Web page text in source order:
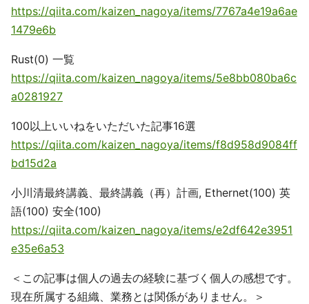
https://qiita.com/kaizen_nagoya/items/7767a4e19a6ae
1479e6b
Rust(0) 一覧
https://qiita.com/kaizen_nagoya/items/5e8bb080ba6c
a0281927
100以上いいねをいただいた記事16選
https://qiita.com/kaizen_nagoya/items/f8d958d9084ff
bd15d2a
小川清最終講義、最終講義（再）計画, Ethernet(100) 英
語(100) 安全(100)
https://qiita.com/kaizen_nagoya/items/e2df642e3951
e35e6a53
＜この記事は個人の過去の経験に基づく個人の感想です。
現在所属する組織、業務とは関係がありません。＞